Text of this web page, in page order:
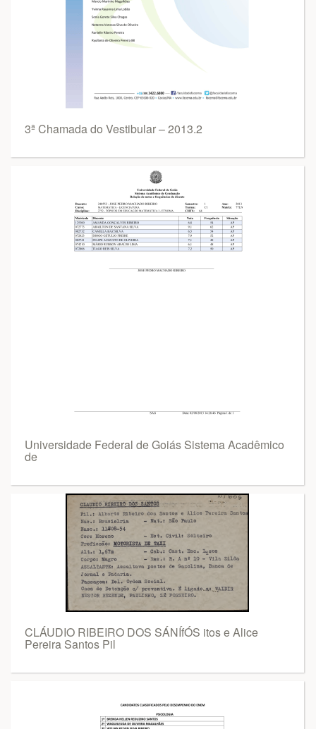
3ª Chamada do Vestibular – 2013.2
Universidade Federal de Goiás Sistema Acadêmico
de
CLÁUDIO RIBEIRO DOS SÁNÍfÓS itos e Alice
Pereira Santos Pil